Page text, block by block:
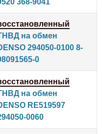
на обмен
294050-0100 8-
0
на обмен
RE519597
0060